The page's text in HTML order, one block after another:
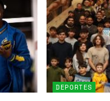
DEPORTES